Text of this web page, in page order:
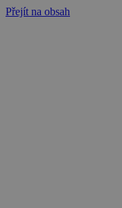
Přejít na obsah